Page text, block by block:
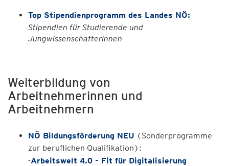
Top Stipendienprogramm des Landes NÖ:
Stipendien für Studierende und
JungwissenschafterInnen
Weiterbildung von
Arbeitnehmerinnen und
Arbeitnehmern
NÖ Bildungsförderung NEU (Sonderprogramme
zur beruflichen Qualifikation):
-Arbeitswelt 4.0 - Fit für Digitalisierung